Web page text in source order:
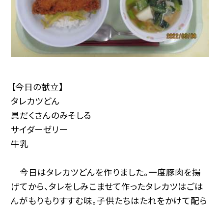
【今日の献立】
タレカツどん
具だくさんのみそしる
サイダーゼリー
牛乳
今日はタレカツどんを作りました。一度豚肉を揚
げてから、タレをしみこませて作ったタレカツはごは
んがもりもりすすむ味。子供たちはたれをかけて配ら